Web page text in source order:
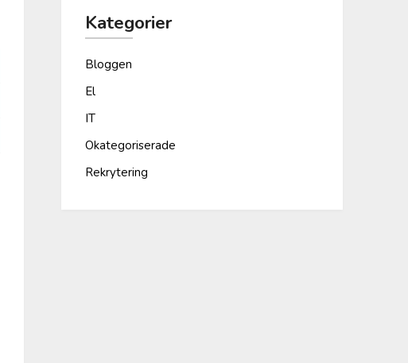
Kategorier
Bloggen
El
IT
Okategoriserade
Rekrytering